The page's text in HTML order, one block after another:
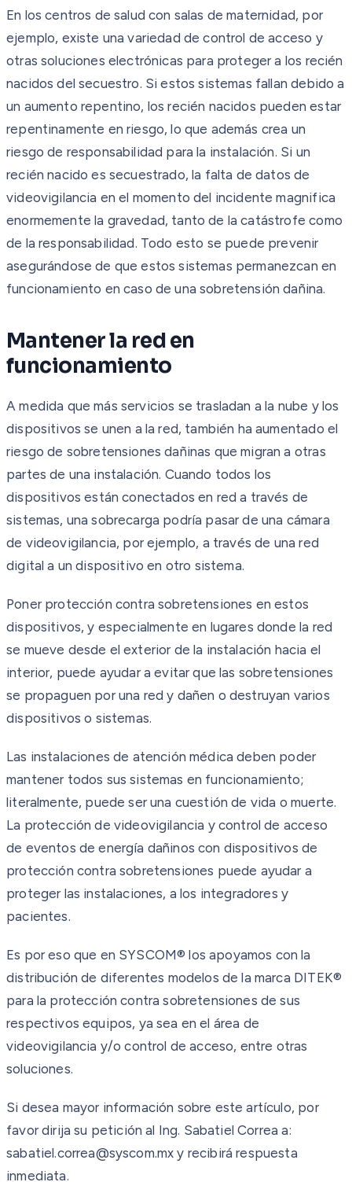
En los centros de salud con salas de maternidad, por
ejemplo, existe una variedad de control de acceso y
otras soluciones electrónicas para proteger a los recién
nacidos del secuestro. Si estos sistemas fallan debido a
un aumento repentino, los recién nacidos pueden estar
repentinamente en riesgo, lo que además crea un
riesgo de responsabilidad para la instalación. Si un
recién nacido es secuestrado, la falta de datos de
videovigilancia en el momento del incidente magnifica
enormemente la gravedad, tanto de la catástrofe como
de la responsabilidad. Todo esto se puede prevenir
asegurándose de que estos sistemas permanezcan en
funcionamiento en caso de una sobretensión dañina.
Mantener la red en
funcionamiento
A medida que más servicios se trasladan a la nube y los
dispositivos se unen a la red, también ha aumentado el
riesgo de sobretensiones dañinas que migran a otras
partes de una instalación. Cuando todos los
dispositivos están conectados en red a través de
sistemas, una sobrecarga podría pasar de una cámara
de videovigilancia, por ejemplo, a través de una red
digital a un dispositivo en otro sistema.
Poner protección contra sobretensiones en estos
dispositivos, y especialmente en lugares donde la red
se mueve desde el exterior de la instalación hacia el
interior, puede ayudar a evitar que las sobretensiones
se propaguen por una red y dañen o destruyan varios
dispositivos o sistemas.
Las instalaciones de atención médica deben poder
mantener todos sus sistemas en funcionamiento;
literalmente, puede ser una cuestión de vida o muerte.
La protección de videovigilancia y control de acceso
de eventos de energía dañinos con dispositivos de
protección contra sobretensiones puede ayudar a
proteger las instalaciones, a los integradores y
pacientes.
Es por eso que en SYSCOM® los apoyamos con la
distribución de diferentes modelos de la marca DITEK®
para la protección contra sobretensiones de sus
respectivos equipos, ya sea en el área de
videovigilancia y/o control de acceso, entre otras
soluciones.
Si desea mayor información sobre este artículo, por
favor dirija su petición al Ing. Sabatiel Correa a:
sabatiel.correa@syscom.mx y recibirá respuesta
inmediata.